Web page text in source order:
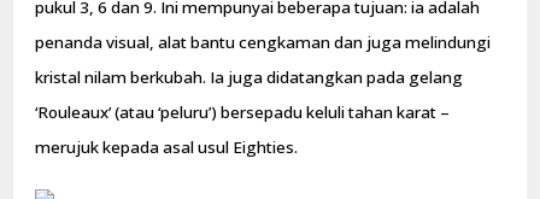
pukul 3, 6 dan 9. Ini mempunyai beberapa tujuan: ia adalah
penanda visual, alat bantu cengkaman dan juga melindungi
kristal nilam berkubah. Ia juga didatangkan pada gelang
‘Rouleaux’ (atau ‘peluru’) bersepadu keluli tahan karat –
merujuk kepada asal usul Eighties.